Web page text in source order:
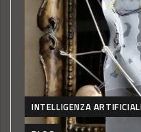
INTELLIGENZA